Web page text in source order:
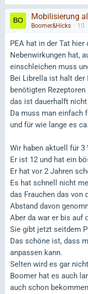
Mobilisierung
Boomer&Hicks 10.
PEA hat in der Tat
Nebenwirkungen hat,
einschleichen muss
Bei Librella ist halt
benötigten
das ist dauerhalft nicht
Da muss man einfach
und für wie lange es
Wir haben aktuell für 3
Er ist 12 und hat ein
Er hat vor 2 Jahren
Es hat schnell nicht
das Frauchen das von
Abstand davon
Aber da war er bis auf
Sie gibt jetzt seitdem
Das schöne ist, dass
anpassen kann.
Selten wird es gar
Boomer hat es auch
auch schon